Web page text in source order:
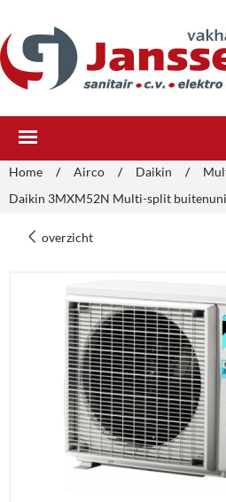
Home / Airco / Daikin /
Daikin 3MXM52N Multi-split
overzicht